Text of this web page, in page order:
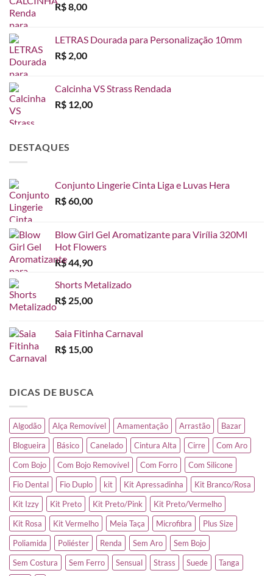
R$8,00
LETRAS Dourada para Personalização 10mm
R$ 2,00
Calcinha VS Strass Rendada
R$ 12,00
DESTAQUES
Conjunto Lingerie Cinta Liga e Luvas Hera
R$60,00
Blow Girl Gel Aromatizante para Virília 320Ml
Hot Flowers
R$44,90
Shorts Metalizado
R$ 25,00
Saia Fitinha Carnaval
R$ 15,00
DICAS DE BUSCA
Algodão Alça Removível Amamentação Arrastão
Bazar
Blogueira
Básico Canelado Cintura Alta Cirre
Com Aro
Com Bojo
Com Bojo Removível Com Forro
Com Silicone
Fio Dental
Fio Duplo kit Kit Apressadinha
Kit Branco/Rosa
Kit Izzy
Kit Preto Kit Preto/Pink
Kit Preto/Vermelho
Kit Rosa
Kit Vermelho Meia Taça Microfibra
Plus Size
Poliamida
Poliéster Renda Sem Aro
Sem Bojo
Sem Costura
Sem Ferro Sensual Strass Suede
Tanga